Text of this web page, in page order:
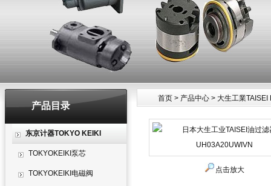
产品目录
东京计器TOKYO KEIKI
TOKYOKEIKI泵芯
TOKYOKEIKI电磁阀
首页 > 产品中心 > 大生工業TAISEI
点击放大